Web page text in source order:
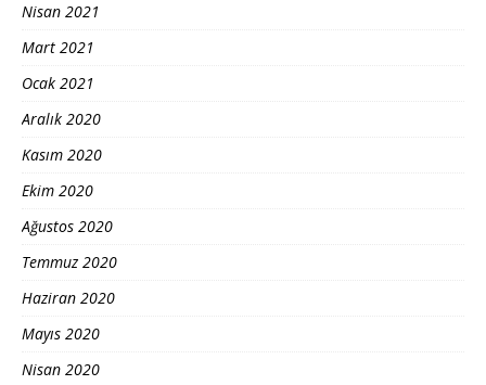
Nisan 2021
Mart 2021
Ocak 2021
Aralık 2020
Kasım 2020
Ekim 2020
Ağustos 2020
Temmuz 2020
Haziran 2020
Mayıs 2020
Nisan 2020